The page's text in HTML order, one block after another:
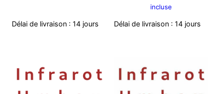
Délai de livraison : 14 jours
incluse
Délai de livraison : 14 jours